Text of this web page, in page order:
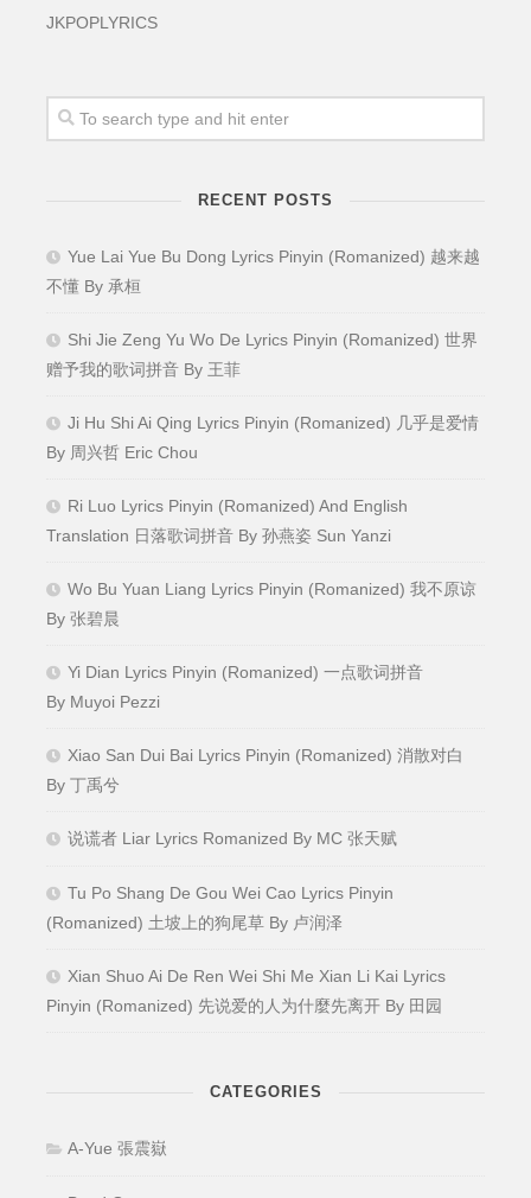
JKPOPLYRICS
RECENT POSTS
Yue Lai Yue Bu Dong Lyrics Pinyin (Romanized) 越来越
不懂 By 承桓
Shi Jie Zeng Yu Wo De Lyrics Pinyin (Romanized) 世界
赠予我的歌词拼音 By 王菲
Ji Hu Shi Ai Qing Lyrics Pinyin (Romanized) 几乎是爱情
By 周兴哲 Eric Chou
Ri Luo Lyrics Pinyin (Romanized) And English
Translation 日落歌词拼音 By 孙燕姿 Sun Yanzi
Wo Bu Yuan Liang Lyrics Pinyin (Romanized) 我不原谅
By 张碧晨
Yi Dian Lyrics Pinyin (Romanized) 一点歌词拼音
By Muyoi Pezzi
Xiao San Dui Bai Lyrics Pinyin (Romanized) 消散对白
By 丁禹兮
说谎者 Liar Lyrics Romanized By MC 张天赋
Tu Po Shang De Gou Wei Cao Lyrics Pinyin
(Romanized) 土坡上的狗尾草 By 卢润泽
Xian Shuo Ai De Ren Wei Shi Me Xian Li Kai Lyrics
Pinyin (Romanized) 先说爱的人为什麼先离开 By 田园
CATEGORIES
A-Yue 張震嶽